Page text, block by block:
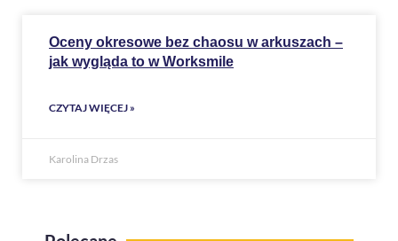
Oceny okresowe bez chaosu w arkuszach –
jak wygląda to w Worksmile
CZYTAJ WIĘCEJ »
Karolina Drzas